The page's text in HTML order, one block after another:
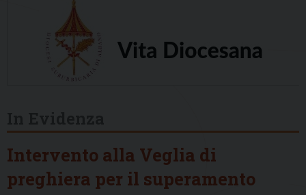
Intervento alla Veglia di
preghiera per il superamento